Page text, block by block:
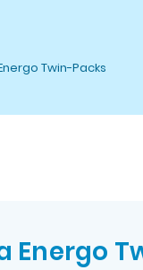
Twin-Packs
Energo